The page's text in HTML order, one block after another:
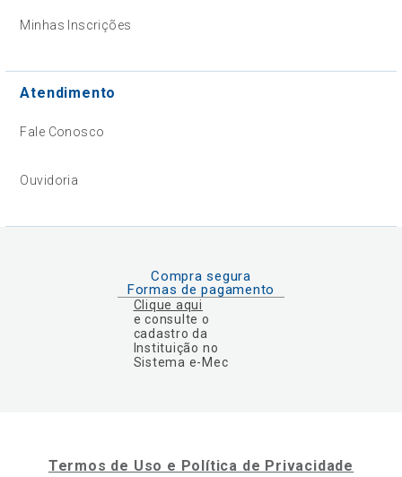
Minhas Inscrições
Atendimento
Fale Conosco
Ouvidoria
Compra segura
Formas de pagamento
Clique aqui
e consulte o
cadastro da
Instituição no
Sistema e-Mec
Termos de Uso e Política de Privacidade